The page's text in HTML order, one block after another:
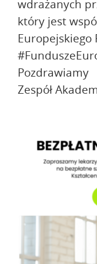
wdrażanych
który jest
Europejskiego
Pozdrawiamy
Zespół